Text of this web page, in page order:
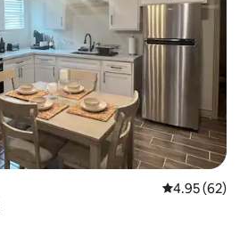
從 62 則評價
4.95 (62)